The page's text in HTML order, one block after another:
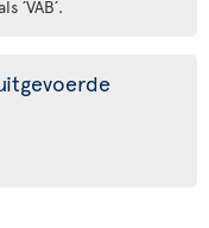
´VAB´.